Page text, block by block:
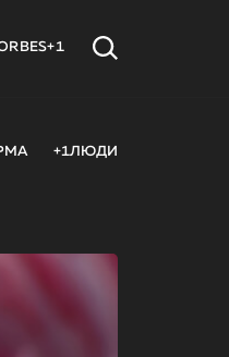
+1ЛЮДИ